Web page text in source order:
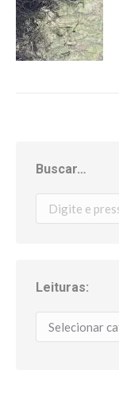
Buscar…
Leituras: